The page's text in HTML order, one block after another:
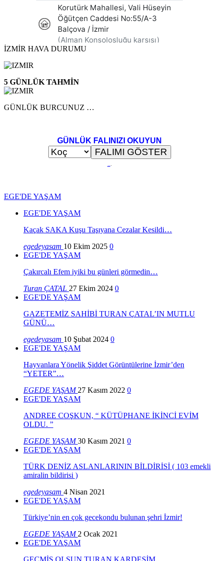
İZMİR HAVA DURUMU
5 GÜNLÜK TAHMİN
GÜNLÜK BURCUNUZ …
GÜNLÜK FALINIZI OKUYUN
EGE'DE YAŞAM
EGE'DE YAŞAM
Kaçak SAKA Kuşu Taşıyana Cezalar Kesildi…
egedeyasam 10 Ekim 2025 0
EGE'DE YAŞAM
Çakırcalı Efem iyiki bu günleri görmedin…
Turan ÇATAL 27 Ekim 2024 0
EGE'DE YAŞAM
GAZETEMİZ SAHİBİ TURAN ÇATAL’IN MUTLU
GÜNÜ…
egedeyasam 10 Şubat 2024 0
EGE'DE YAŞAM
Hayvanlara Yönelik Şiddet Görüntülerine İzmir’den
“YETER”…
EGEDE YAŞAM 27 Kasım 2022 0
EGE'DE YAŞAM
ANDREE COŞKUN, “ KÜTÜPHANE İKİNCİ EVİM
OLDU. ”
EGEDE YAŞAM30 Kasım 2021 0
EGE'DE YAŞAM
TÜRK DENİZ ASLANLARININ BİLDİRİSİ ( 103 emekli
amiralin bildirisi )
egedeyasam 4 Nisan 2021
EGE'DE YAŞAM
Türkiye’nin en çok gecekondu bulunan şehri İzmir!
EGEDE YAŞAM 2 Ocak 2021
EGE'DE YAŞAM
GEÇMİŞ OLSUN TURAN KARDEŞİM…